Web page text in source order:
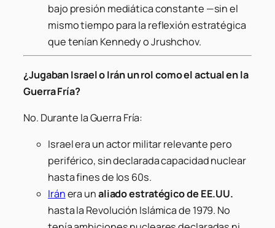
bajo presión mediática constante —sin el
mismo tiempo para la reflexión estratégica
que tenían Kennedy o Jrushchov.
¿Jugaban Israel o Irán un rol como el actual en la
Guerra Fría?
No. Durante la Guerra Fría:
Israel era un actor militar relevante pero
periférico, sin declarada capacidad nuclear
hasta fines de los 60s.
Iránera unaliado estratégico de EE.UU.
hasta la Revolución Islámica de 1979. No